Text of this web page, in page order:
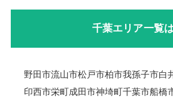
千葉エリア一覧
野田市流山市松戸市柏市我孫子市白
印西市栄町成田市神埼町千葉市船橋